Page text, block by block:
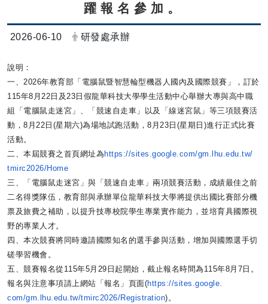
躍報名參加。
日期：
2026-06-10 發布者：
研發處承辦
說明：
一、2026年教育部「電腦鼠暨智慧輪型機器人國內及國際競賽」
， 訂於
115年8月22日及23日假龍華科技大學學生活動中心舉辦大專與高中職
組「電腦鼠走迷宮」、「競速自走車」以及「線迷宮鼠」等三項競賽活
動，8月22日(星期六)為場地試跑活動，8月23日(星期日)進行正式比賽
活動。
二、本屆競賽之首頁網址為https://sites. google.com/gm.lhu.edu.tw/
tmirc2026/Home
三、「電腦鼠走迷宮」與「競速自走車」兩項競賽活動， 成績最佳之前
二名得獎隊伍， 教育部與承辦單位龍華科技大學將提供出國比賽部分機
票及旅費之補助，以提升技專校院學生專業實作能力， 並培育具國際視
野的專業人才。
四、本次競賽將同時邀請國際知名的選手參與活動， 增加與國際選手切
磋學習機會。
五、競賽報名從115年5月29日起開始， 截止報名時間為115年8月7日。
報名與注意事項請上網站「報名」頁面(https://sites.google.
com/gm.lhu.edu.tw/tmirc2026/Registration)。